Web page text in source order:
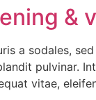
&
a sodales,
pulvinar.
vitae,